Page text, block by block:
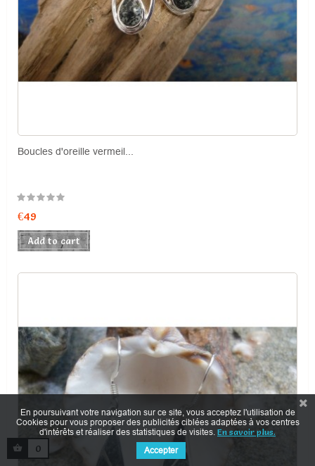
Boucles d'oreille vermeil...
Price
€49
Add to cart
0
En poursuivant votre navigation sur ce site, vous acceptez l'utilisation de
Cookies pour vous proposer des publicités ciblées adaptées à vos centres
d'intérêts et réaliser des statistiques de visites. En savoir plus.
Accepter